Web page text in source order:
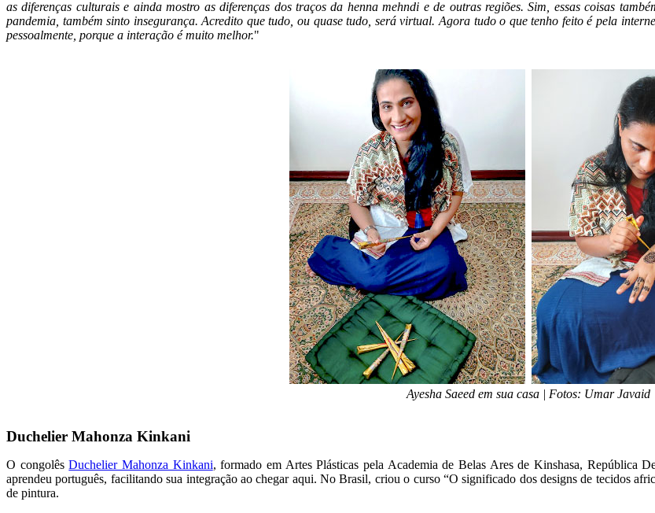
as diferenças culturais e ainda mostro as diferenças dos traços da henna mehndi e de outras regiões. Sim, essas coisas
pandemia, também sinto insegurança. Acredito que tudo, ou quase tudo, será virtual. Agora tudo o que tenho feito é pela
pessoalmente, porque a interação é muito melhor."
Ayesha Saeed em sua casa | Fotos: Umar Javaid
Duchelier Mahonza Kinkani
O congolêsDuchelier Mahonza Kinkani, formado em Artes Plásticas pela Academia de Belas Ares de Kinshasa, República
aprendeu português, facilitando sua integração ao chegar aqui. No Brasil, criou o curso “O significado dos designs de tecidos
de pintura.